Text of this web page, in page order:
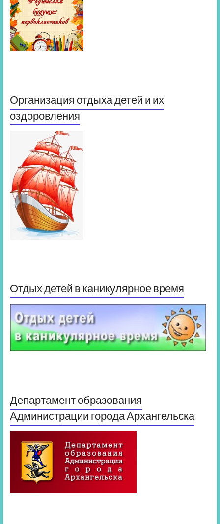
Организация отдыха детей и их
оздоровления
Отдых детей в каникулярное время
Департамент образования
Администрации города Архангельска